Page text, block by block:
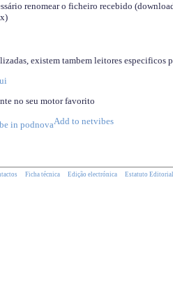
renomear o ficheiro recebido
existem tambem leitores especificos
no seu motor favorito
Ficha técnica Edição electrónica Estatuto Editorial